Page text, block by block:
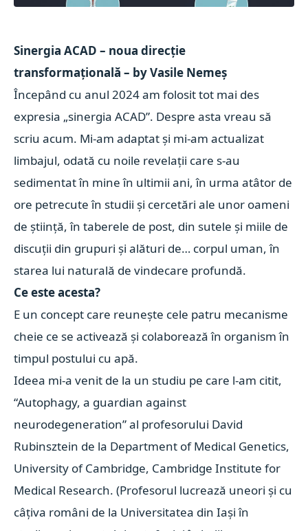
Sinergia ACAD – noua direcție
transformațională – by Vasile Nemeș
Începând cu anul 2024 am folosit tot mai des
expresia „sinergia ACAD”. Despre asta vreau să
scriu acum. Mi-am adaptat și mi-am actualizat
limbajul, odată cu noile revelații care s-au
sedimentat în mine în ultimii ani, în urma atâtor de
ore petrecute în studii și cercetări ale unor oameni
de știință, în taberele de post, din sutele și miile de
discuții din grupuri și alături de… corpul uman, în
starea lui naturală de vindecare profundă.
Ce este acesta?
E un concept care reunește cele patru mecanisme
cheie ce se activează și colaborează în organism în
timpul postului cu apă.
Ideea mi-a venit de la un studiu pe care l-am citit,
“Autophagy, a guardian against
neurodegeneration” al profesorului David
Rubinsztein de la Department of Medical Genetics,
University of Cambridge, Cambridge Institute for
Medical Research. (Profesorul lucrează uneori și cu
câțiva români de la Universitatea din Iași în